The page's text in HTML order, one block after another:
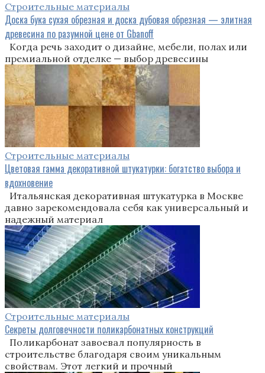
Строительные материалы
Доска бука сухая обрезная и доска дубовая обрезная — элитная
древесина по разумной цене от Gbanoff
Когда речь заходит о дизайне, мебели, полах или
премиальной отделке — выбор древесины
Строительные материалы
Цветовая гамма декоративной штукатурки: богатство выбора и
вдохновение
Итальянская декоративная штукатурка в Москве
давно зарекомендовала себя как универсальный и
надежный материал
Строительные материалы
Секреты долговечности поликарбонатных конструкций
Поликарбонат завоевал популярность в
строительстве благодаря своим уникальным
свойствам. Этот легкий и прочный